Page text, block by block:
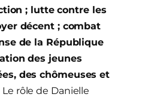
; lutte contre les
décent ; combat
de la République
des jeunes
des chômeuses et
Le rôle de Danielle